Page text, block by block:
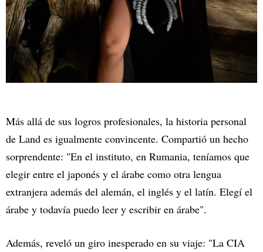
Más allá de sus logros profesionales, la historia personal
de Land es igualmente convincente. Compartió un hecho
sorprendente: "En el instituto, en Rumania, teníamos que
elegir entre el japonés y el árabe como otra lengua
extranjera además del alemán, el inglés y el latín. Elegí el
árabe y todavía puedo leer y escribir en árabe".
Además, reveló un giro inesperado en su viaje: "La CIA